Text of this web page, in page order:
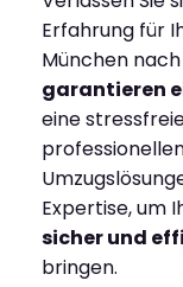
Erfahrung für
München
garantieren
eine
Expertise, um
sicher und
bringen.